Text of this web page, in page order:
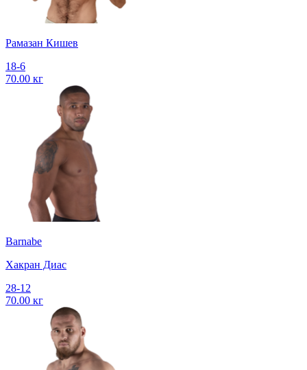
Рамазан Кишев
18-6
70.00 кг
Barnabe
Хакран Диас
28-12
70.00 кг